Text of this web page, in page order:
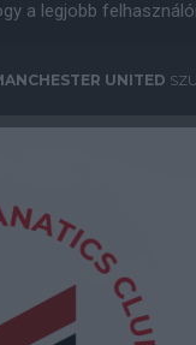
a legjobb
UNITED